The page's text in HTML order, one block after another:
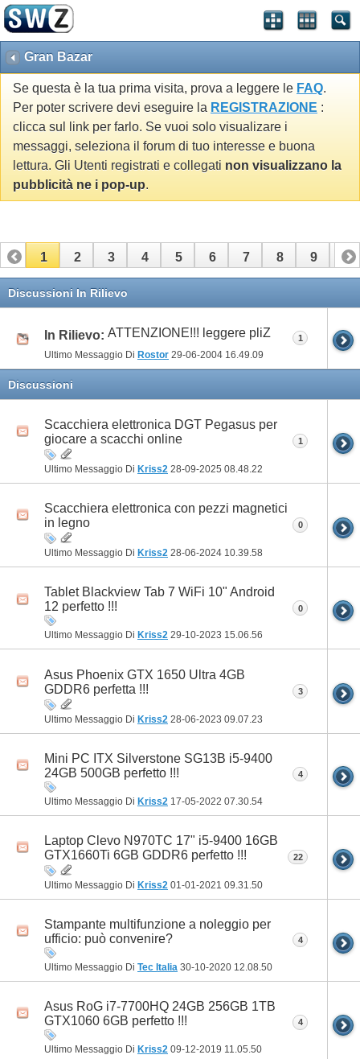
Gran Bazar
Se questa è la tua prima visita, prova a leggere le FAQ.
Per poter scrivere devi eseguire la REGISTRAZIONE :
clicca sul link per farlo. Se vuoi solo visualizare i
messaggi, seleziona il forum di tuo interesse e buona
lettura. Gli Utenti registrati e collegati non visualizzano la
pubblicità ne i pop-up.
1 2 3 4 5 6 7 8 9 10
11 12 13
Discussioni In Rilievo
In Rilievo: ATTENZIONE!!! leggere pliZ
Ultimo Messaggio Di Rostor 29-06-2004 16.49.09
1
Discussioni
Scacchiera elettronica DGT Pegasus per
giocare a scacchi online
Ultimo Messaggio Di Kriss2 28-09-2025 08.48.22
1
Scacchiera elettronica con pezzi magnetici
in legno
Ultimo Messaggio Di Kriss2 28-06-2024 10.39.58
0
Tablet Blackview Tab 7 WiFi 10" Android
12 perfetto !!!
Ultimo Messaggio Di Kriss2 29-10-2023 15.06.56
0
Asus Phoenix GTX 1650 Ultra 4GB
GDDR6 perfetta !!!
Ultimo Messaggio Di Kriss2 28-06-2023 09.07.23
3
Mini PC ITX Silverstone SG13B i5-9400
24GB 500GB perfetto !!!
Ultimo Messaggio Di Kriss2 17-05-2022 07.30.54
4
Laptop Clevo N970TC 17" i5-9400 16GB
GTX1660Ti 6GB GDDR6 perfetto !!!
Ultimo Messaggio Di Kriss2 01-01-2021 09.31.50
22
Stampante multifunzione a noleggio per
ufficio: può convenire?
Ultimo Messaggio Di Tec Italia 30-10-2020 12.08.50
4
Asus RoG i7-7700HQ 24GB 256GB 1TB
GTX1060 6GB perfetto !!!
Ultimo Messaggio Di Kriss2 09-12-2019 11.05.50
4